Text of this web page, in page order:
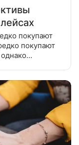
покупают
покупают